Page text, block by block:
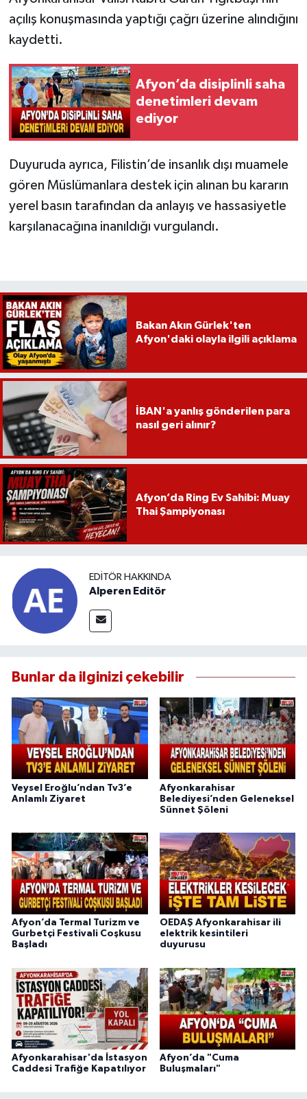
açılış konuşmasında yaptığı çağrı üzerine alındığını
kaydetti.
Afyon’da disiplinli saha
denetimleri devam
ediyor
Duyuruda ayrıca, Filistin’de insanlık dışı muamele
gören Müslümanlara destek için alınan bu kararın
yerel basın tarafından da anlayış ve hassasiyetle
karşılanacağına inanıldığı vurgulandı.
Bakan Akın Gürlek'ten
Afyon'daki olayla ilgili açıklama
İBAN'a yanlış gönderilen para
nasıl geri alınır?
Afyon’da Ring Ev Sahibi: Muay
Thai Şampiyonası
EDITÖR HAKKINDA
Alperen Editör
Bunlar da ilginizi çekebilir
Veysel Eroğlu’ndan Tv3’e
Anlamlı Ziyaret
Afyonkarahisar
Belediyesi’nden Geleneksel
Sünnet Şöleni
Afyon’da Termal Turizm ve
Gurbetçi Festivali Coşkusu
Başladı
OEDAŞ Afyonkarahisar ili
elektrik kesintileri
duyurusu
Afyonkarahisar'da İstasyon
Caddesi Trafiğe Kapatılıyor
Afyon’da "Cuma
Buluşmaları"